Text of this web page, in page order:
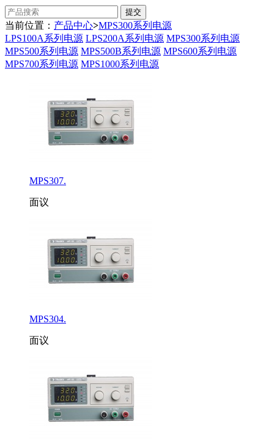
当前位置： 产品中心>MPS300系列电源
LPS100A系列电源 LPS200A系列电源 MPS300系列电源
MPS500系列电源 MPS500B系列电源 MPS600系列电源
MPS700系列电源 MPS1000系列电源
MPS307.
面议
MPS304.
面议